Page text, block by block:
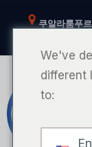
텐
바
로
가
쿠알라룸푸
We've
different
to: